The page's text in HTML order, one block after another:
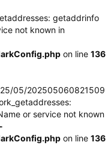
getaddrinfo
not known in
on line 136
05/202505060821509
or service not known
on line 136